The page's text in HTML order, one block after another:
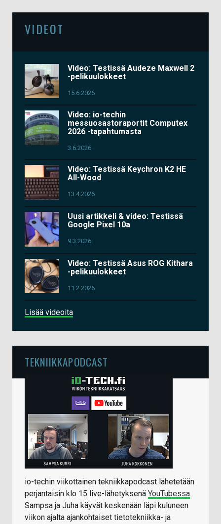
VIDEOT
Video: Testissä Audeze Maxwell 2
-pelikuulokkeet
15.6.2026
Video: io-techin
messuosastoraportit Computex
2026 -tapahtumasta
3.6.2026
Video: Testissä Keychron K2 HE
All-Wood
13.4.2026
Uusi artikkeli & video: Testissä
Google Pixel 10a
9.3.2026
Video: Testissä Asus ROG Kithara
-pelikuulokkeet
11.2.2026
Lisää videoita
TEKNIIKKAPODCAST
io-techin viikottainen tekniikkapodcast lähetetään
perjantaisin klo 15 live-lähetyksenä YouTubessa.
Sampsa ja Juha käyvät keskenään läpi kuluneen
viikon ajalta ajankohtaiset tietotekniikka- ja